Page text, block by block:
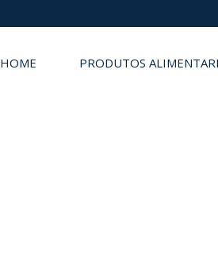
HOME PRODUTOS